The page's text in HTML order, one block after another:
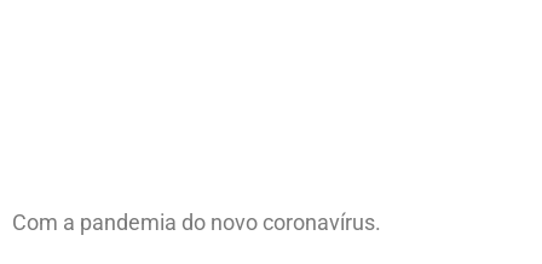
Com a pandemia do novo coronavírus.